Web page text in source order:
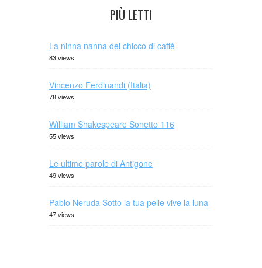
PIÙ LETTI
La ninna nanna del chicco di caffè
83 views
Vincenzo Ferdinandi (Italia)
78 views
William Shakespeare Sonetto 116
55 views
Le ultime parole di Antigone
49 views
Pablo Neruda Sotto la tua pelle vive la luna
47 views